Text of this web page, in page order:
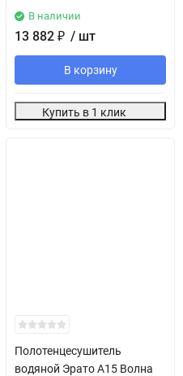
В наличии
13 882 ₽ / шт
В корзину
Купить в 1 клик
Полотенцесушитель
водяной Эрато А15 Волна